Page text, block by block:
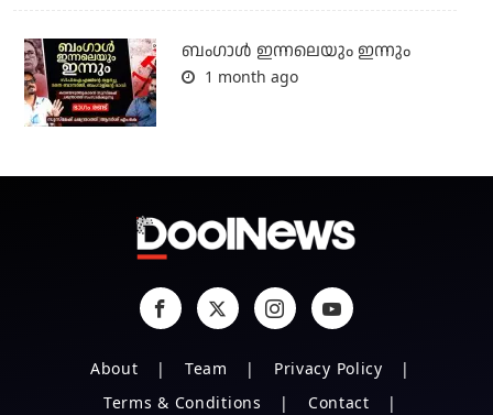
ബംഗാള്‍ ഇന്നലെയും ഇന്നും
1 month ago
About Team
Privacy Policy
Terms & Conditions
Contact